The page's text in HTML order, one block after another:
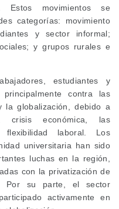
Estos movimientos se
categorías: movimiento
y sector informal;
y grupos rurales e
estudiantes y
contra las
la globalización, debido a
crisis económica, las
laboral. Los
universitaria han sido
luchas en la región,
con la privatización de
Por su parte, el sector
activamente en